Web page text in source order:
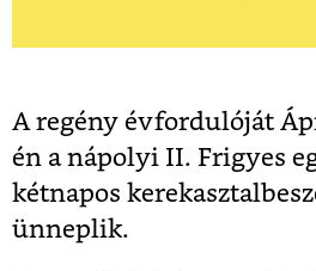
A regény évfordulóját
én a nápolyi II. Frigyes
kétnapos
ünneplik.